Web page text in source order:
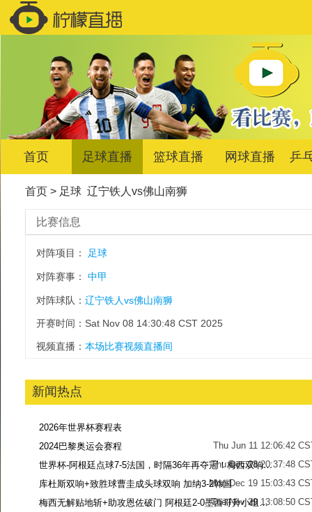
首页 足球直播 篮球直播 网球直播 乒
首页> 足球 辽宁铁人vs佛山南狮
比赛信息
对阵项目： 足球
对阵赛事： 中甲
对阵球队： 辽宁铁人vs佛山南狮
开赛时间：Sat Nov 08 14:30:48 CST 2025
视频直播： 本场比赛视频直播间
新闻热点
2026年世界杯赛程表
Thu Jun 11 12:06:42
2024巴黎奥运会赛程
Thu Dec 28 20:37:48
世界杯-阿根廷点球7-5法国，时隔36年再夺冠！梅西双响姆巴佩戴帽
Mon Dec 19 15:03:43
库杜斯双响+致胜球曹圭成头球双响 加纳3-2韩国
Tue Nov 29 13:08:50
梅西无解贴地斩+助攻恩佐破门 阿根廷2-0墨西哥升小组第二